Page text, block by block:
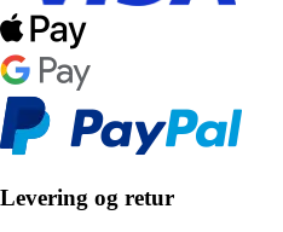
Levering og retur